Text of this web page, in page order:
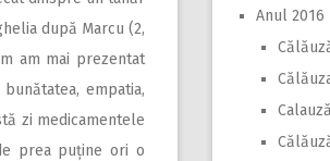
după Marcu (2,
am mai prezentat
empatia,
zi medicamentele
prea puține ori o
Anul 2016